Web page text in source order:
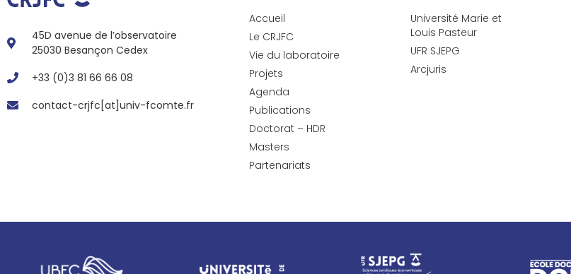
45D avenue de l’observatoire
25030 Besançon Cedex
+33 (0)3 81 66 66 08
contact-crjfc[at]univ-fcomte.fr
Accueil
Le CRJFC
Vie du laboratoire
Projets
Agenda
Publications
Doctorat – HDR
Masters
Partenariats
Université Marie et
Louis Pasteur
UFR SJEPG
Arcjuris